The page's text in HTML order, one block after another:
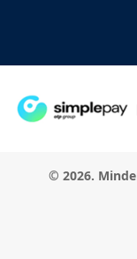
© 2026.